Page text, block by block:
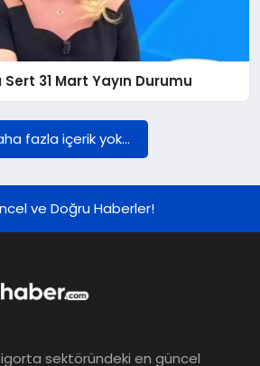
Sert 31 Mart Yayın Durumu
fazla içerik yok...
ve Doğru Haberler!
sektöründeki en güncel